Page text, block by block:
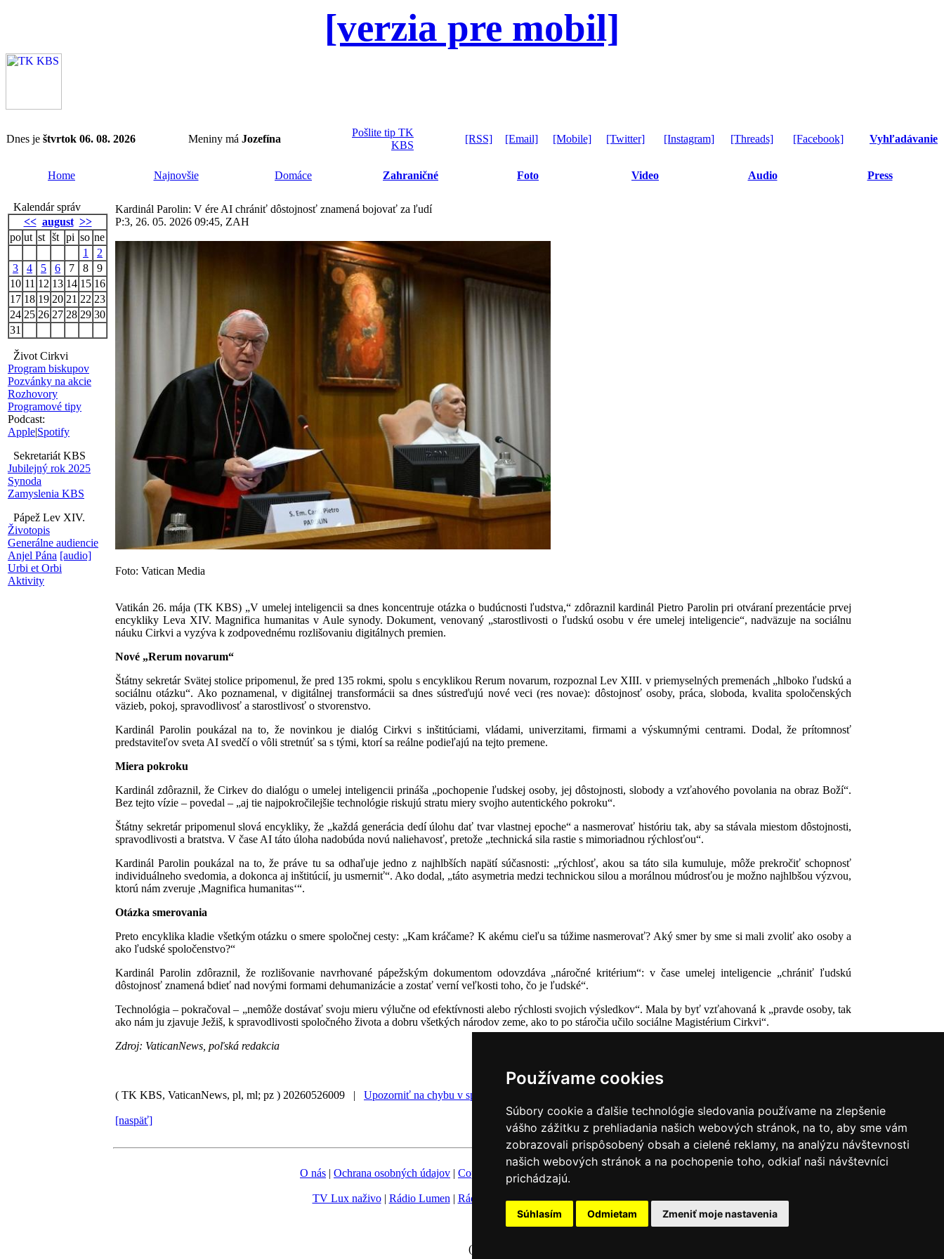
Používame cookies
Súbory cookie a ďalšie technológie sledovania používame na zlepšenie
vášho zážitku z prehliadania našich webových stránok, na to, aby sme vám
zobrazovali prispôsobený obsah a cielené reklamy, na analýzu návštevnosti
našich webových stránok a na pochopenie toho, odkiaľ naši návštevníci
prichádzajú.
Súhlasím Odmietam Zmeniť moje nastavenia
[verzia pre mobil]
Dnes je štvrtok 06. 08. 2026 Meniny má Jozefína
Pošlite tip TK
KBS
[RSS] [Email] [Mobile] [Twitter] [Instagram] [Threads] [Facebook] Vyhľadávanie
Home Najnovšie Domáce Zahraničné Foto Video Audio Press
Kalendár správ
<< august >>
po ut st št pi so ne
1
2
3
4 5 6 7 8
9
10 11 12 13 14 15 16
17 18 19 20 21 22 23
24 25 26 27 28 29 30
31
Život Cirkvi
Program biskupov
Pozvánky na akcie
Rozhovory
Programové tipy
Podcast:
Apple|Spotify
Sekretariát KBS
Jubilejný rok 2025
Synoda
Zamyslenia KBS
Pápež Lev XIV.
Životopis
Generálne audiencie
Anjel Pána [audio]
Urbi et Orbi
Aktivity
Kardinál Parolin: V ére AI chrániť dôstojnosť znamená bojovať za ľudí
P:3, 26. 05. 2026 09:45, ZAH
Foto: Vatican Media
Vatikán 26. mája (TK KBS) „V umelej inteligencii sa dnes koncentruje otázka o budúcnosti ľudstva,“ zdôraznil kardinál Pietro Parolin pri otváraní prezentácie prvej
encykliky Leva XIV. Magnifica humanitas v Aule synody. Dokument, venovaný „starostlivosti o ľudskú osobu v ére umelej inteligencie“, nadväzuje na sociálnu
náuku Cirkvi a vyzýva k zodpovednému rozlišovaniu digitálnych premien.
Nové „Rerum novarum“
Štátny sekretár Svätej stolice pripomenul, že pred 135 rokmi, spolu s encyklikou Rerum novarum, rozpoznal Lev XIII. v priemyselných premenách „hlboko ľudskú a
sociálnu otázku“. Ako poznamenal, v digitálnej transformácii sa dnes sústreďujú nové veci (res novae): dôstojnosť osoby, práca, sloboda, kvalita spoločenských
väzieb, pokoj, spravodlivosť a starostlivosť o stvorenstvo.
Kardinál Parolin poukázal na to, že novinkou je dialóg Cirkvi s inštitúciami, vládami, univerzitami, firmami a výskumnými centrami. Dodal, že prítomnosť
predstaviteľov sveta AI svedčí o vôli stretnúť sa s tými, ktorí sa reálne podieľajú na tejto premene.
Miera pokroku
Kardinál zdôraznil, že Cirkev do dialógu o umelej inteligencii prináša „pochopenie ľudskej osoby, jej dôstojnosti, slobody a vzťahového povolania na obraz Boží“.
Bez tejto vízie – povedal – „aj tie najpokročilejšie technológie riskujú stratu miery svojho autentického pokroku“.
Štátny sekretár pripomenul slová encykliky, že „každá generácia dedí úlohu dať tvar vlastnej epoche“ a nasmerovať históriu tak, aby sa stávala miestom dôstojnosti,
spravodlivosti a bratstva. V čase AI táto úloha nadobúda novú naliehavosť, pretože „technická sila rastie s mimoriadnou rýchlosťou“.
Kardinál Parolin poukázal na to, že práve tu sa odhaľuje jedno z najhlbších napätí súčasnosti: „rýchlosť, akou sa táto sila kumuluje, môže prekročiť schopnosť
individuálneho svedomia, a dokonca aj inštitúcií, ju usmerniť“. Ako dodal, „táto asymetria medzi technickou silou a morálnou múdrosťou je možno najhlbšou výzvou,
ktorú nám zveruje ,Magnifica humanitas‘“.
Otázka smerovania
Preto encyklika kladie všetkým otázku o smere spoločnej cesty: „Kam kráčame? K akému cieľu sa túžime nasmerovať? Aký smer by sme si mali zvoliť ako osoby a
ako ľudské spoločenstvo?“
Kardinál Parolin zdôraznil, že rozlišovanie navrhované pápežským dokumentom odovzdáva „náročné kritérium“: v čase umelej inteligencie „chrániť ľudskú
dôstojnosť znamená bdieť nad novými formami dehumanizácie a zostať verní veľkosti toho, čo je ľudské“.
Technológia – pokračoval – „nemôže dostávať svoju mieru výlučne od efektívnosti alebo rýchlosti svojich výsledkov“. Mala by byť vzťahovaná k „pravde osoby, tak
ako nám ju zjavuje Ježiš, k spravodlivosti spoločného života a dobru všetkých národov zeme, ako to po stáročia učilo sociálne Magistérium Cirkvi“.
Zdroj: VaticanNews, poľská redakcia
( TK KBS, VaticanNews, pl, ml; pz ) 20260526009 | Upozorniť na chybu v správe
[naspäť]
O nás | Ochrana osobných údajov | Copyright Fotobanka |Hovorca KBS
TV Lux naživo| Rádio Lumen | Rádio Vatikán|SSV|Katolícke noviny|Výveska|Do kostola
Nastavenie Cookies
(c) TK KBS 2003 - 2026